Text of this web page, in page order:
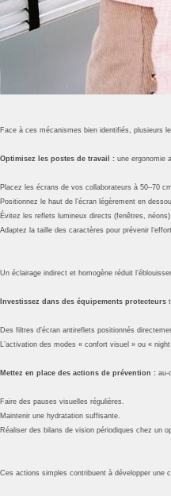
Face à ces mécanismes bien identifiés, plusieurs
Optimisez les postes de travail : une ergonomie
Placez les écrans de vos collaborateurs à 50–70
Positionnez le haut de l’écran légèrement en
Évitez les reflets lumineux directs (fenêtres, néons).
Adaptez la taille des caractères pour prévenir
Un éclairage indirect et homogène réduit
Investissez dans des équipements protecteurs
Des filtres d’écran antireflets positionnés
L’activation des modes « confort visuel » ou «
Mettez en place des actions de prévention : au-
Faire des pauses visuelles régulières.
Maintenir une hydratation suffisante.
Réaliser des bilans de vision périodiques chez un
Ces actions simples contribuent à développer une